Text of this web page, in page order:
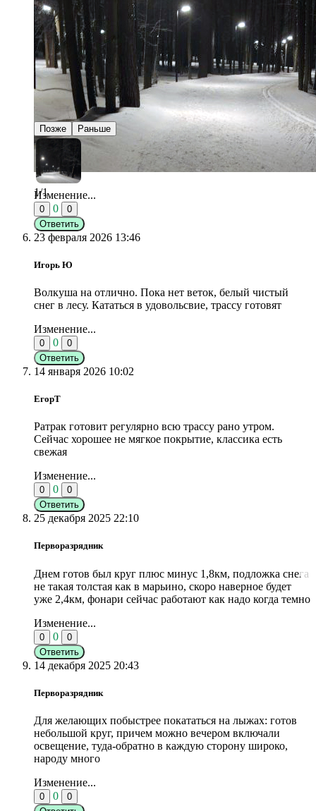
1/1
Позже Раньше
Изменение...
0 0
0
Ответить
23 февраля 2026 13:46
Игорь Ю
Волкуша на отлично. Пока нет веток, белый чистый
снег в лесу. Кататься в удовольсвие, трассу готовят
Изменение...
0 0
0
Ответить
14 января 2026 10:02
ЕгорТ
Ратрак готовит регулярно всю трассу рано утром.
Сейчас хорошее не мягкое покрытие, классика есть
свежая
Изменение...
0 0
0
Ответить
25 декабря 2025 22:10
Перворазрядник
Днем готов был круг плюс минус 1,8км, подложка снега
не такая толстая как в марьино, скоро наверное будет
уже 2,4км, фонари сейчас работают как надо когда темно
Изменение...
0 0
0
Ответить
14 декабря 2025 20:43
Перворазрядник
Для желающих побыстрее покататься на лыжах: готов
небольшой круг, причем можно вечером включали
освещение, туда-обратно в каждую сторону широко,
народу много
Изменение...
0 0
0